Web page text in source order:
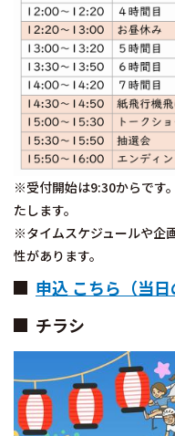
※受付開始は9:30からです
たします。
※タイムスケジュールや企
性があります。
申込 こちら（当日
チラシ